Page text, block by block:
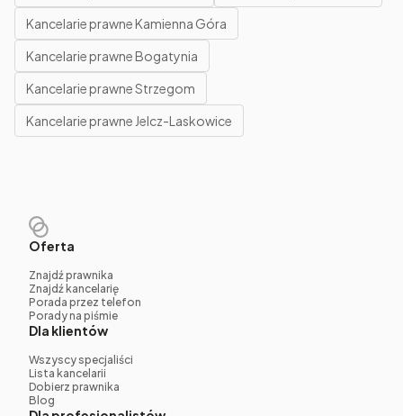
Kancelarie prawne Kamienna Góra
Kancelarie prawne Bogatynia
Kancelarie prawne Strzegom
Kancelarie prawne Jelcz-Laskowice
Oferta
Znajdź prawnika
Znajdź kancelarię
Porada przez telefon
Porady na piśmie
Dla klientów
Wszyscy specjaliści
Lista kancelarii
Dobierz prawnika
Blog